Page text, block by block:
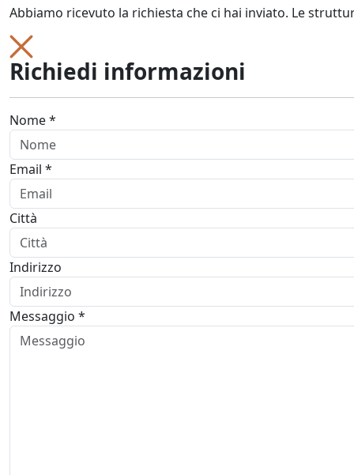
Abbiamo ricevuto la richiesta che ci hai inviato. Le
Richiedi informazioni
Nome *
Email *
Città
Indirizzo
Messaggio *